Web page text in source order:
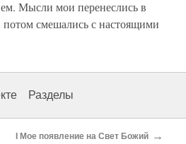
Мысли мои перенеслись в
смешались с настоящими
Разделы
I Мое появление на Свет Божий →